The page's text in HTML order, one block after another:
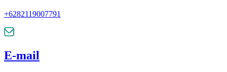
+6282119007791
E-mail